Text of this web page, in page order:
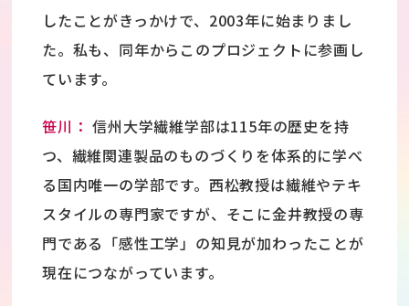
したことがきっかけで、2003年に始まりまし
た。私も、同年からこのプロジェクトに参画し
ています。
笹川： 信州大学繊維学部は115年の歴史を持
つ、繊維関連製品のものづくりを体系的に学べ
る国内唯一の学部です。西松教授は繊維やテキ
スタイルの専門家ですが、そこに金井教授の専
門である「感性工学」の知見が加わったことが
現在につながっています。